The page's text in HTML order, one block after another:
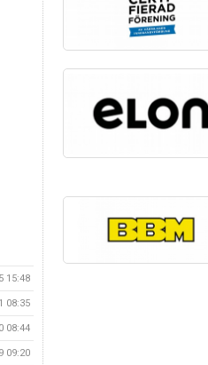
15:48
08:35
08:44
09:20